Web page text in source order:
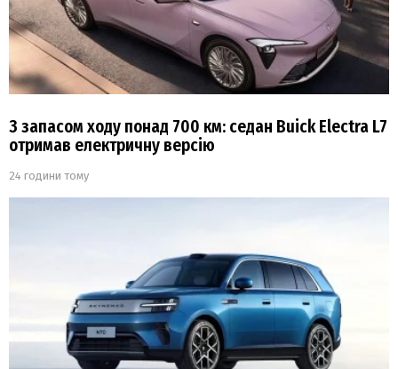
З запасом ходу понад 700 км: седан Buick Electra L7
отримав електричну версію
24 години тому